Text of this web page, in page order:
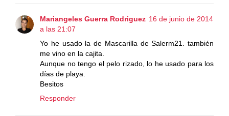
Mariangeles Guerra Rodriguez 16 de junio de 2014
a las 21:07
Yo he usado la de Mascarilla de Salerm21. también
me vino en la cajita.
Aunque no tengo el pelo rizado, lo he usado para los
días de playa.
Besitos
Responder